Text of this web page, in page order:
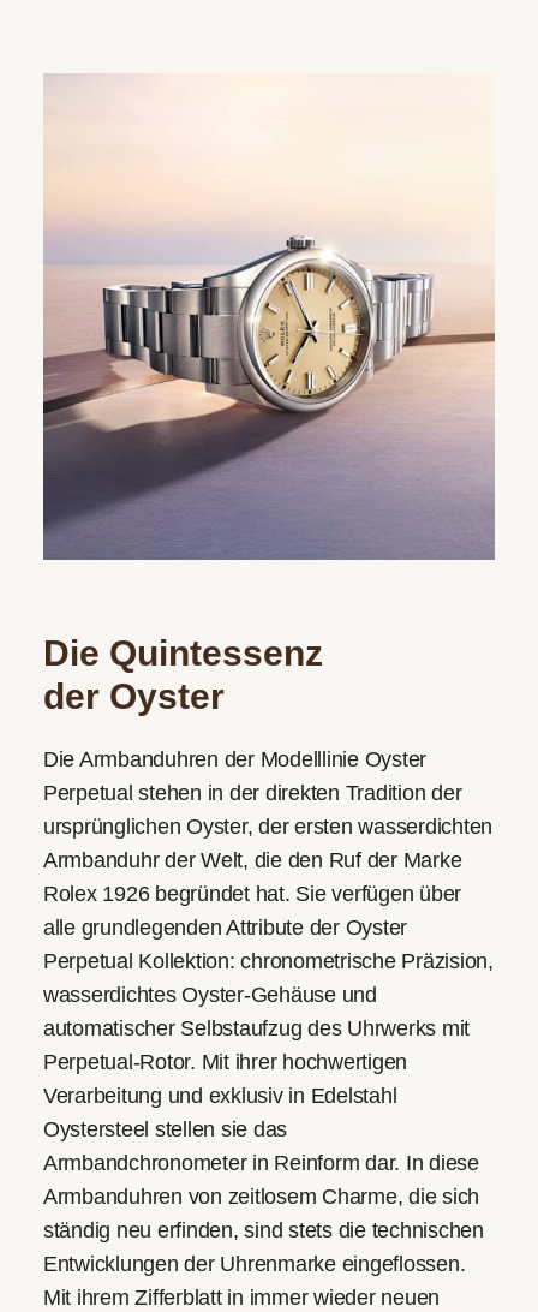
Die Quintessenz
der Oyster
Die Armbanduhren der Modelllinie Oyster
Perpetual stehen in der direkten Tradition der
ursprünglichen Oyster, der ersten wasserdichten
Armbanduhr der Welt, die den Ruf der Marke
Rolex 1926 begründet hat. Sie verfügen über
alle grundlegenden Attribute der Oyster
Perpetual Kollektion: chronometrische Präzision,
wasserdichtes Oyster-Gehäuse und
automatischer Selbstaufzug des Uhrwerks mit
Perpetual-Rotor. Mit ihrer hochwertigen
Verarbeitung und exklusiv in Edelstahl
Oystersteel stellen sie das
Armbandchronometer in Reinform dar. In diese
Armbanduhren von zeitlosem Charme, die sich
ständig neu erfinden, sind stets die technischen
Entwicklungen der Uhrenmarke eingeflossen.
Mit ihrem Zifferblatt in immer wieder neuen